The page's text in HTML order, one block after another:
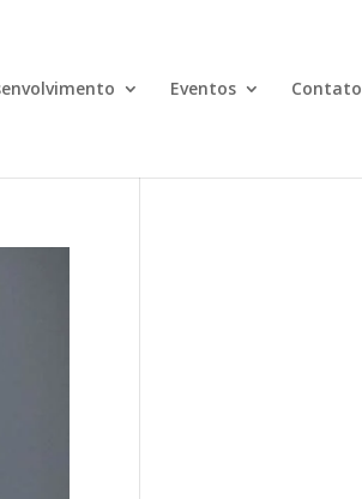
Eventos Contato